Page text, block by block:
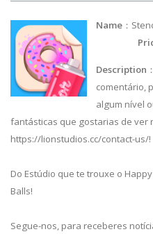
Name ：
Description
comentário,
algum nível
fantásticas que gostarias de ver
https://lionstudios.cc/contact-us/!
Do Estúdio que te trouxe o
Balls!
Segue-nos, para receberes